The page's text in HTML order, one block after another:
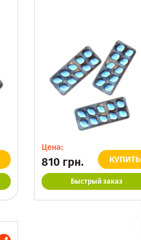
Цена:
810 грн. КУПИТЬ
Быстрый заказ